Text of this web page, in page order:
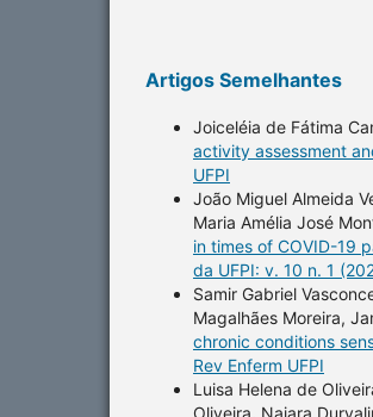
Artigos Semelhantes
Joiceléia de Fátima
activity assessment
UFPI
João Miguel Almeida
Maria Amélia José
in times of COVID-19
da UFPI: v. 10 n. 1
Samir Gabriel
Magalhães Moreira,
chronic conditions
Rev Enferm UFPI
Luisa Helena de
Oliveira, Naiara